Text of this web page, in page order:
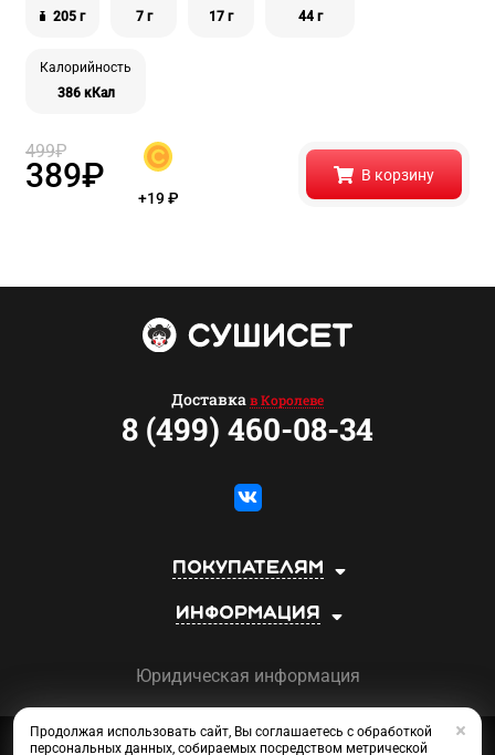
205 г
7 г
17 г
44 г
Калорийность
386 кКал
499₽
389₽
+19₽
В корзину
Покупателям
Информация
Доставка в Королеве
8 (499) 460-08-34
Юридическая информация
Сеть магазинов «СУШИСЕТ»
Продолжая использовать сайт, Вы соглашаетесь с обработкой
персональных данных, собираемых посредством метрической